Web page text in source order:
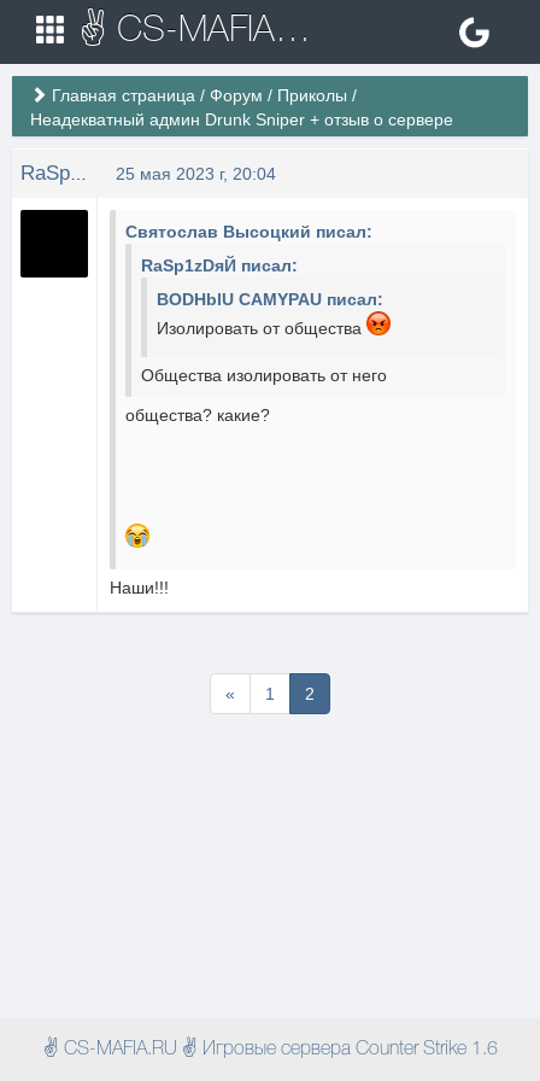
✌ CS-MAFIA.RU ✌ Игровые сервера Counter Strike 1.6
Главная страница / Форум / Приколы /
Неадекватный админ Drunk Sniper + отзыв о сервере
25 мая 2023 г, 20:04
Святослав Высоцкий писал:
RaSp1zDяЙ писал:
BODHblU CAMYPAU писал:
Изолировать от общества
Общества изолировать от него
общества? какие?
Наши!!!
« Первая
1 2
✌ CS-MAFIA.RU ✌ Игровые сервера Counter Strike 1.6